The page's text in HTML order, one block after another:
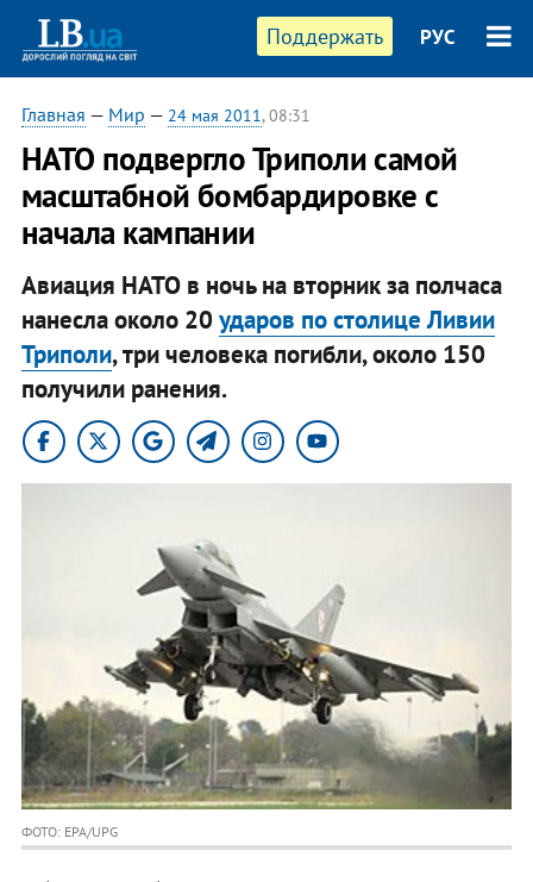
Поддержать РУС
Главная — Мир — 24 мая 2011, 08:31
НАТО подвергло Триполи самой
масштабной бомбардировке с
начала кампании
Авиация НАТО в ночь на вторник за полчаса
нанесла около 20 ударов по столице Ливии
Триполи, три человека погибли, около 150
получили ранения.
ФОТО: EPA/UPG